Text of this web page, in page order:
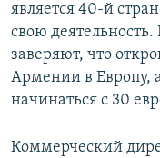
является 40-й
свою
заверяют, что
Армении в Европу,
начинаться с 30
Коммерческий